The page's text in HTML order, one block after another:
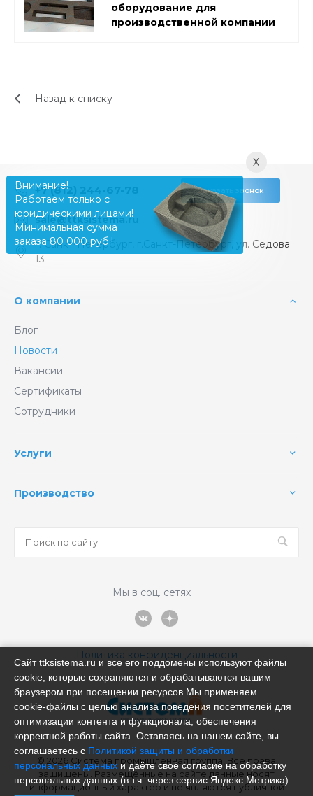
оборудование для
производственной компании
Назад к списку
+7 (812) 244-67-78 Заказать звонок
sale@ttksistema.ru
г. Санкт-Петербург, г.Санкт-Петербург, ул. Седова
13
О компании
Блог
Новости
Вакансии
Сертификаты
Сотрудники
Услуги
Производство
Мы в соц. сетях
Политика конфиденциальности
© 2026 Система промышленная группа, Все права
защищены. Размещённые на сайте данные носят
информационный характер и не являются публичной
X
Внимание!
Работаем только с
юридическими лицами!
Минимальная сумма
заказа 80 000 руб.!
Сайт ttksistema.ru и все его поддомены используют файлы
cookie, которые сохраняются и обрабатываются вашим
браузером при посещении ресурсов.Мы применяем
cookie‑файлы с целью анализа поведения посетителей для
оптимизации контента и функционала, обеспечения
корректной работы сайта. Оставаясь на нашем сайте, вы
соглашаетесь с Политикой защиты и обработки
персональных данныхи даёте своё согласие на обработку
персональных данных (в т.ч. через сервис Яндекс.Метрика).